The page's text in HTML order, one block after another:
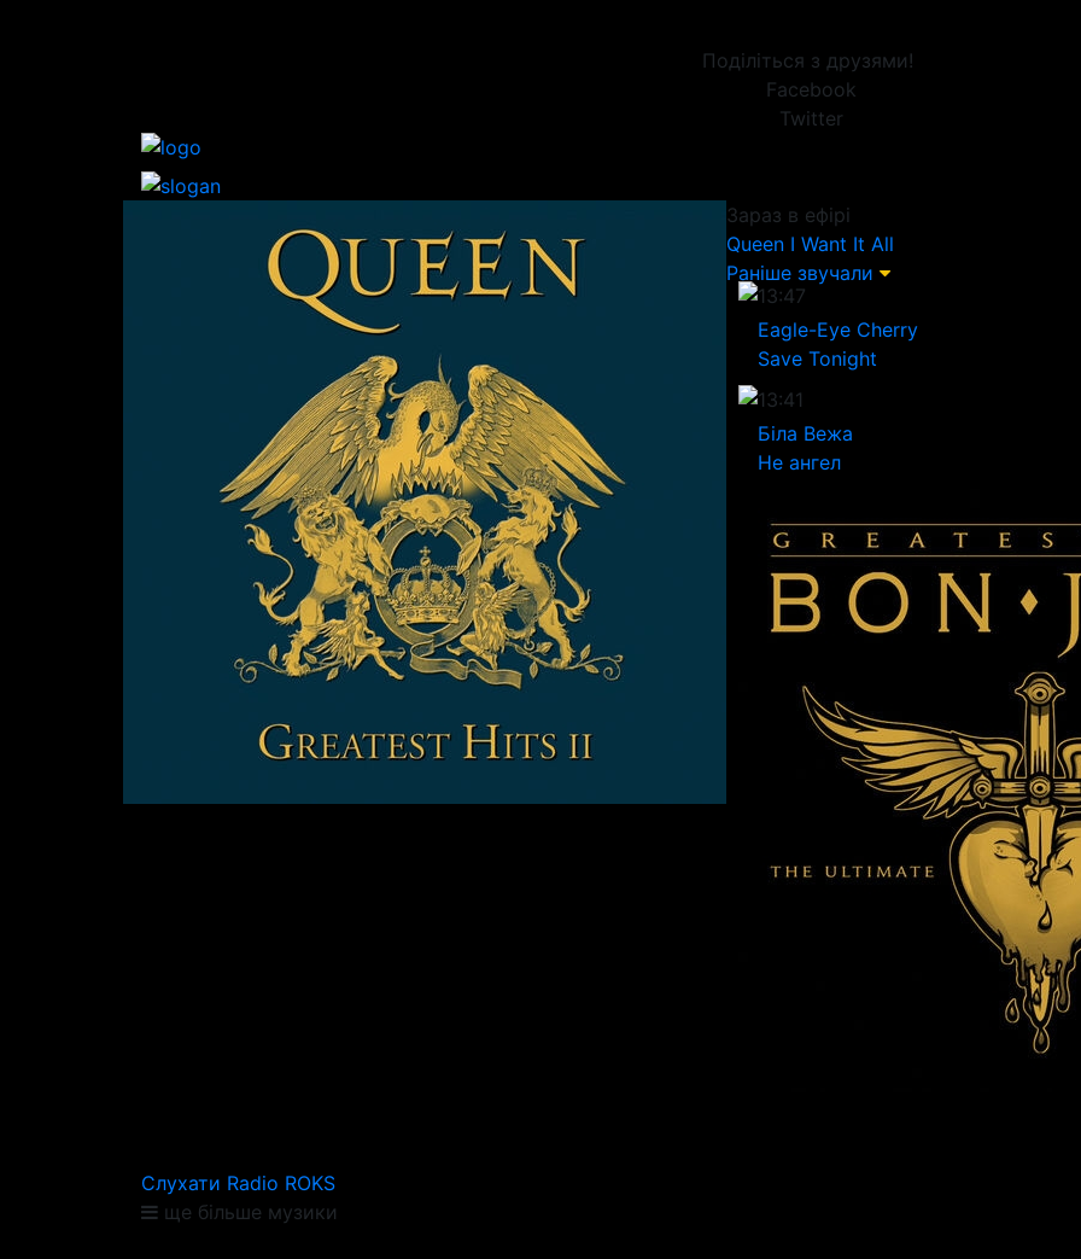
Поділіться з друзями!
Facebook
Twitter
Зараз в ефірі
Queen I Want It All
Раніше звучали
13:47
Eagle-Eye Cherry
Save Tonight
13:41
Біла Вежа
Не ангел
Слухати Radio ROKS
ще більше музики